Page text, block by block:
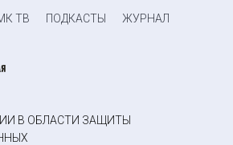
ТВ ПОДКАСТЫ ЖУРНАЛ
В ОБЛАСТИ ЗАЩИТЫ